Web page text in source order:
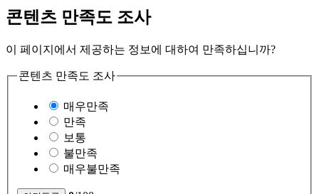
콘텐츠 만족도 조사
이 페이지에서 제공하는 정보에 대하여 만족하십니까?
콘텐츠 만족도 조사
매우만족
만족
보통
불만족
매우불만족